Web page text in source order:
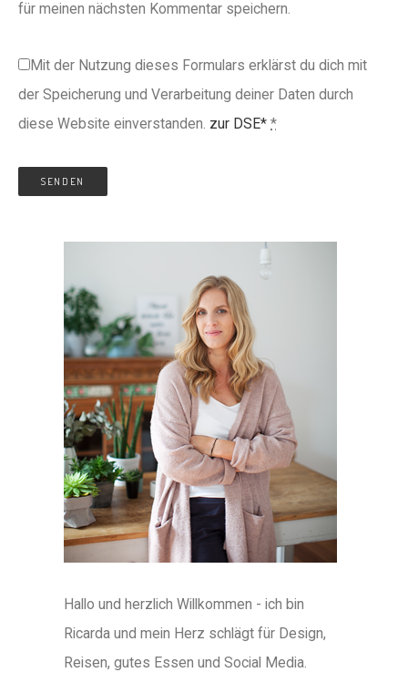
für meinen nächsten Kommentar speichern.
Mit der Nutzung dieses Formulars erklärst du dich mit
der Speicherung und Verarbeitung deiner Daten durch
diese Website einverstanden. zur DSE* *
Hallo und herzlich Willkommen - ich bin
Ricarda und mein Herz schlägt für Design,
Reisen, gutes Essen und Social Media.